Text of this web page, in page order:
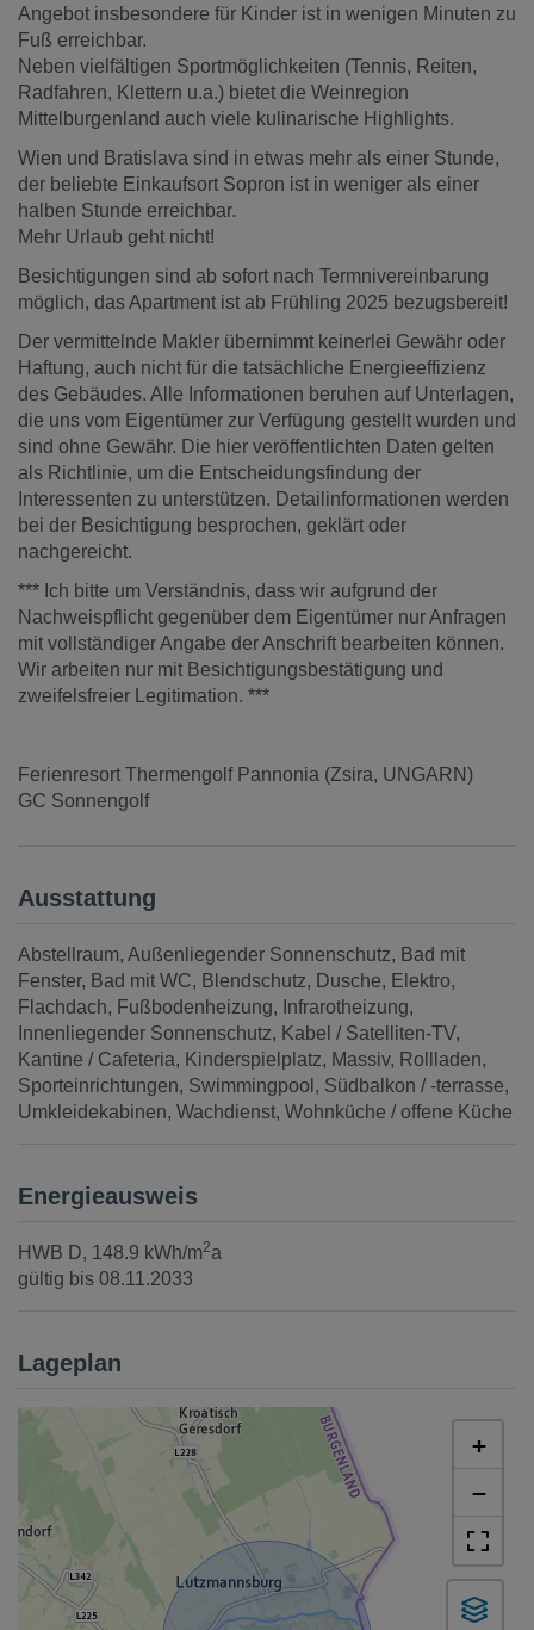
Angebot insbesondere für Kinder ist in wenigen Minuten zu
Fuß erreichbar.
Neben vielfältigen Sportmöglichkeiten (Tennis, Reiten,
Radfahren, Klettern u.a.) bietet die Weinregion
Mittelburgenland auch viele kulinarische Highlights.
Wien und Bratislava sind in etwas mehr als einer Stunde,
der beliebte Einkaufsort Sopron ist in weniger als einer
halben Stunde erreichbar.
Mehr Urlaub geht nicht!
Besichtigungen sind ab sofort nach Termnivereinbarung
möglich, das Apartment ist ab Frühling 2025 bezugsbereit!
Der vermittelnde Makler übernimmt keinerlei Gewähr oder
Haftung, auch nicht für die tatsächliche Energieeffizienz
des Gebäudes. Alle Informationen beruhen auf Unterlagen,
die uns vom Eigentümer zur Verfügung gestellt wurden und
sind ohne Gewähr. Die hier veröffentlichten Daten gelten
als Richtlinie, um die Entscheidungsfindung der
Interessenten zu unterstützen. Detailinformationen werden
bei der Besichtigung besprochen, geklärt oder
nachgereicht.
*** Ich bitte um Verständnis, dass wir aufgrund der
Nachweispflicht gegenüber dem Eigentümer nur Anfragen
mit vollständiger Angabe der Anschrift bearbeiten können.
Wir arbeiten nur mit Besichtigungsbestätigung und
zweifelsfreier Legitimation. ***
Ferienresort Thermengolf Pannonia (Zsira, UNGARN)
GC Sonnengolf
Ausstattung
Abstellraum Außenliegender Sonnenschutz
Bad mit
Fenster
Bad mit WC Blendschutz Dusche
Elektro
Flachdach
Fußbodenheizung
Infrarotheizung
Innenliegender Sonnenschutz
Kabel / Satelliten-TV
Kantine / Cafeteria
Kinderspielplatz Massiv
Rollladen
Sporteinrichtungen Swimmingpool
Südbalkon / -terrasse
Umkleidekabinen Wachdienst Wohnküche / offene Küche
Energieausweis
HWB D, 148.9 kWh/m2a
gültig bis 08.11.2033
Lageplan
+
−